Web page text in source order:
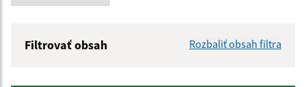
Filtrovať obsah Rozbaliť obsah filtra